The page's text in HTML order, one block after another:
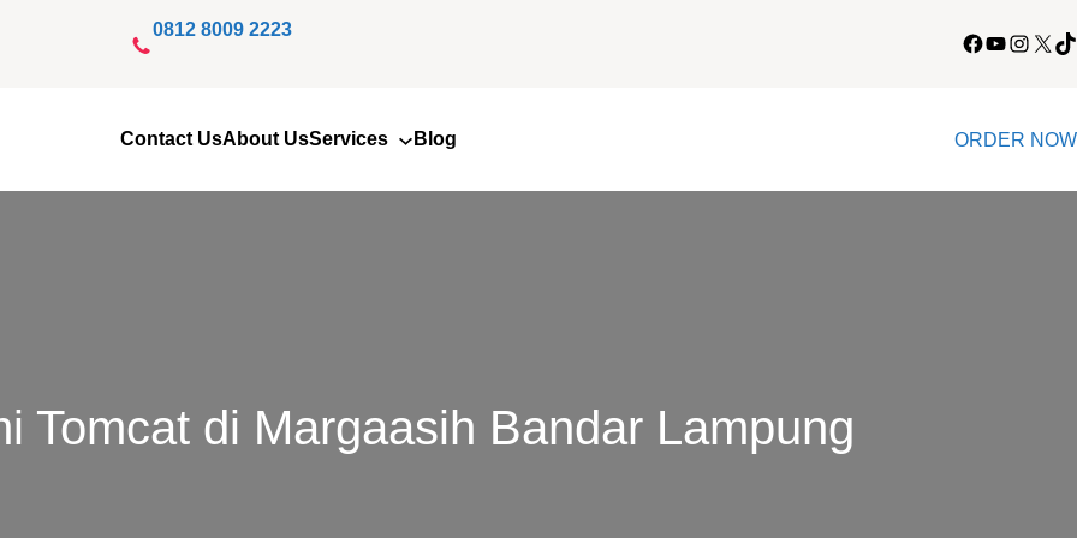
0812 8009 2223
Facebook YouTube Instagram X TikTok
Contact UsAbout UsServices Blog ORDER NOW
Tomcat di Margaasih Bandar Lampung